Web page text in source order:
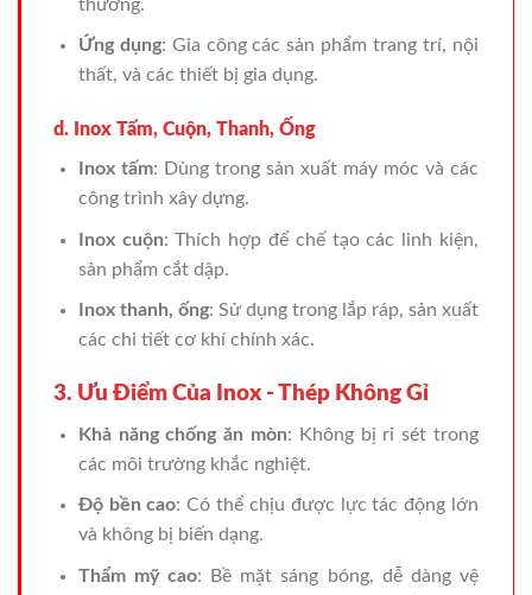
thường.
Ứng dụng: Gia công các sản phẩm trang trí, nội
thất, và các thiết bị gia dụng.
d. Inox Tấm, Cuộn, Thanh, Ống
Inox tấm: Dùng trong sản xuất máy móc và các
công trình xây dựng.
Inox cuộn: Thích hợp để chế tạo các linh kiện,
sản phẩm cắt dập.
Inox thanh, ống: Sử dụng trong lắp ráp, sản xuất
các chi tiết cơ khí chính xác.
3. Ưu Điểm Của Inox - Thép Không Gỉ
Khả năng chống ăn mòn: Không bị rỉ sét trong
các môi trường khắc nghiệt.
Độ bền cao: Có thể chịu được lực tác động lớn
và không bị biến dạng.
Thẩm mỹ cao: Bề mặt sáng bóng, dễ dàng vệ